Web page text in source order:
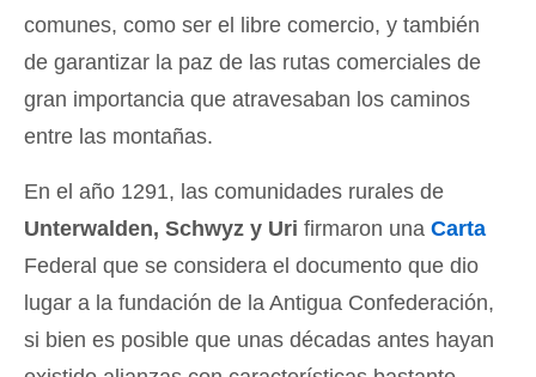
comunes, como ser el libre comercio, y también
de garantizar la paz de las rutas comerciales de
gran importancia que atravesaban los caminos
entre las montañas.
En el año 1291, las comunidades rurales de
Unterwalden, Schwyz y Uri firmaron una Carta
Federal que se considera el documento que dio
lugar a la fundación de la Antigua Confederación,
si bien es posible que unas décadas antes hayan